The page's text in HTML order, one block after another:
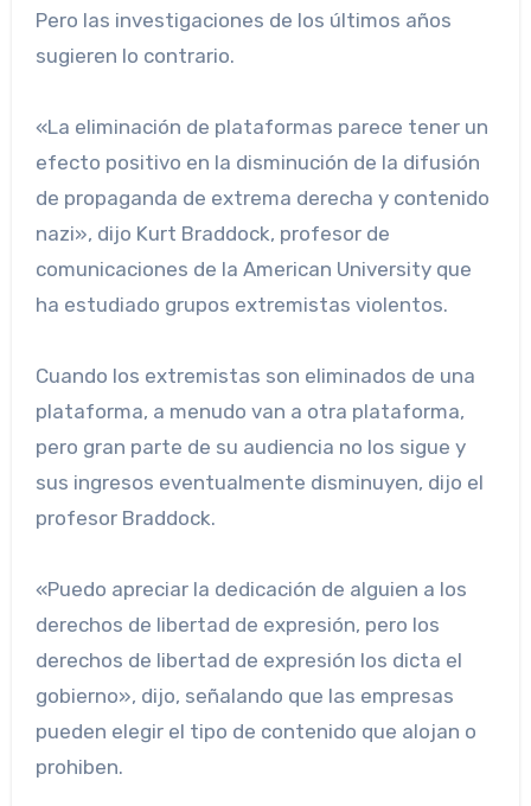
Pero las investigaciones de los últimos años
sugieren lo contrario.
«La eliminación de plataformas parece tener un
efecto positivo en la disminución de la difusión
de propaganda de extrema derecha y contenido
nazi», dijo Kurt Braddock, profesor de
comunicaciones de la American University que
ha estudiado grupos extremistas violentos.
Cuando los extremistas son eliminados de una
plataforma, a menudo van a otra plataforma,
pero gran parte de su audiencia no los sigue y
sus ingresos eventualmente disminuyen, dijo el
profesor Braddock.
«Puedo apreciar la dedicación de alguien a los
derechos de libertad de expresión, pero los
derechos de libertad de expresión los dicta el
gobierno», dijo, señalando que las empresas
pueden elegir el tipo de contenido que alojan o
prohiben.